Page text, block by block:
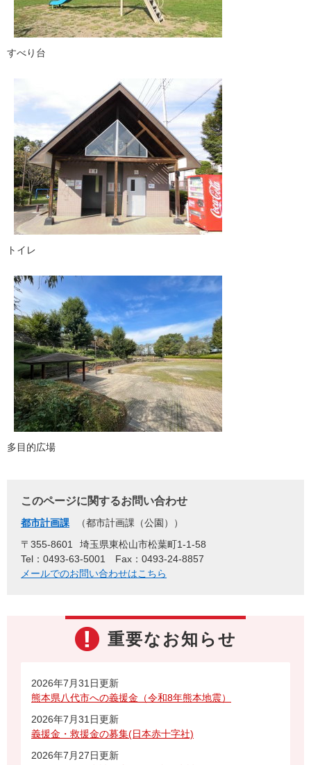
すべり台
トイレ
多目的広場
このページに関するお問い合わせ
都市計画課
都市計画課（公園）
〒355-8601
埼玉県東松山市松葉町1-1-58
Tel：0493-63-5001
Fax：0493-24-8857
メールでのお問い合わせはこちら
重要なお知らせ
2026年7月31日更新
熊本県八代市への義援金（令和8年熊本地震）
2026年7月31日更新
義援金・救援金の募集(日本赤十字社)
2026年7月27日更新